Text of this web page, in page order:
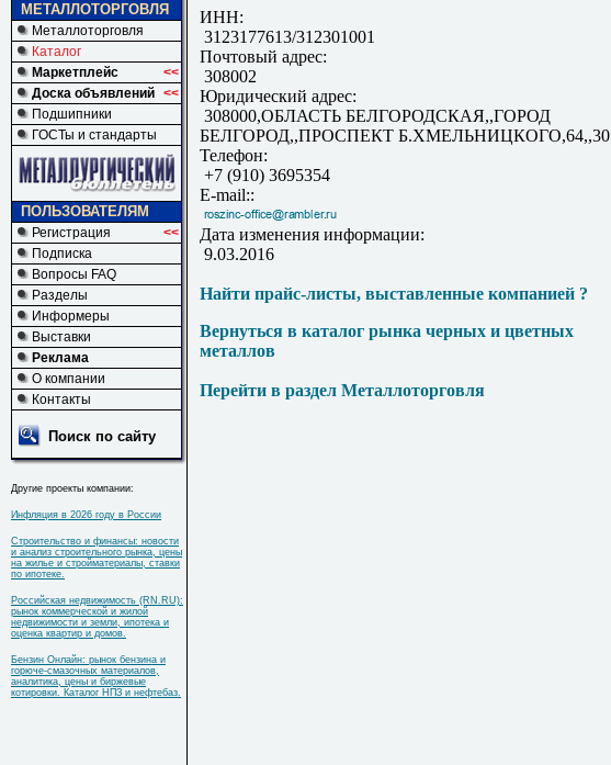
МЕТАЛЛОТОРГОВЛЯ
Металлоторговля
Каталог
Маркетплейс
<<
Доска объявлений <<
Подшипники
ГОСТы и стандарты
ПОЛЬЗОВАТЕЛЯМ
Регистрация
<<
Подписка
Вопросы FAQ
Разделы
Информеры
Выставки
Реклама
О компании
Контакты
Поиск по сайту
Другие проекты компании:
Инфляция в 2026 году в России
Строительство и финансы: новости
и анализ строительного рынка, цены
на жилье и стройматериалы, ставки
по ипотеке.
Российская недвижимость (RN.RU):
рынок коммерческой и жилой
недвижимости и земли, ипотека и
оценка квартир и домов.
Бензин Онлайн: рынок бензина и
горюче-смазочных материалов,
аналитика, цены и биржевые
котировки. Каталог НПЗ и нефтебаз.
ИНН:
3123177613/312301001
Почтовый адрес:
308002
Юридический адрес:
308000,ОБЛАСТЬ БЕЛГОРОДСКАЯ,,ГОРОД
БЕЛГОРОД,,ПРОСПЕКТ Б.ХМЕЛЬНИЦКОГО,64,,30
Телефон:
+7 (910) 3695354
E-mail::
Дата изменения информации:
9.03.2016
Найти прайс-листы, выставленные компанией ?
Вернуться в каталог рынка черных и цветных
металлов
Перейти в раздел Металлоторговля